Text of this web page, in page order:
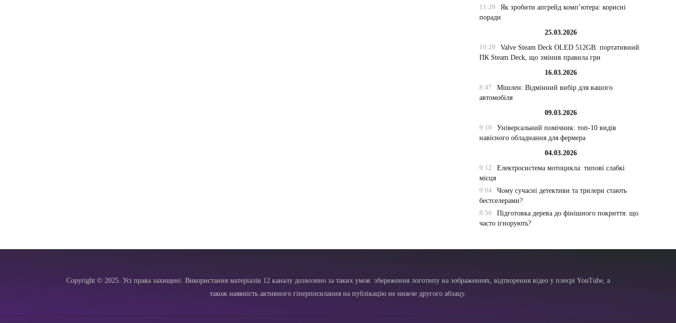
11:29
Як зробити апгрейд комп’ютера: корисні
поради
25.03.2026
10:29
Valve Steam Deck OLED 512GB: портативний
ПК Steam Deck, що змінив правила гри
16.03.2026
8:47
Мішлен: Відмінний вибір для вашого
автомобіля
09.03.2026
9:10
Універсальний помічник: топ-10 видів
навісного обладнання для фермера
04.03.2026
9:12
Електросистема мотоцикла: типові слабкі
місця
9:04
Чому сучасні детективи та трилери стають
бестселерами?
8:56
Підготовка дерева до фінішного покриття: що
часто ігнорують?
Copyright © 2025. Усі права захищені. Використання матеріалів 12 каналу дозволено за таких умов: збереження логотипу на зображеннях, відтворення відео у плеєрі YouTube, а
також наявність активного гіперпосилання на публікацію не нижче другого абзацу.